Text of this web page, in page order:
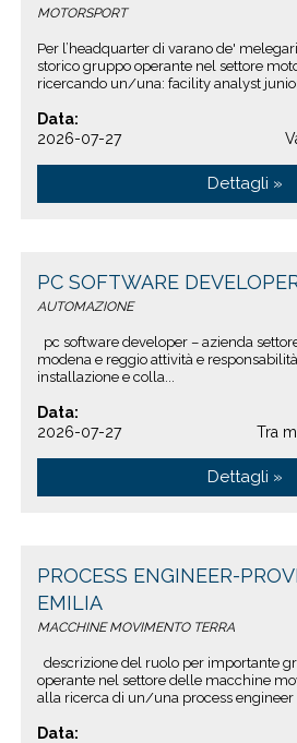
MOTORSPORT
Per l’headquarter di varano de'
storico gruppo operante nel settore
ricercando un/una: facility analyst
Data:
2026-07-27
Dettagli »
PC SOFTWARE
AUTOMAZIONE
pc software developer – azienda
modena e reggio attività e
installazione e colla...
Data:
2026-07-27
Tra
Dettagli »
PROCESS ENGINEER-
EMILIA
MACCHINE MOVIMENTO TERRA
descrizione del ruolo per importante
operante nel settore delle macchine
alla ricerca di un/una process engineer
Data: